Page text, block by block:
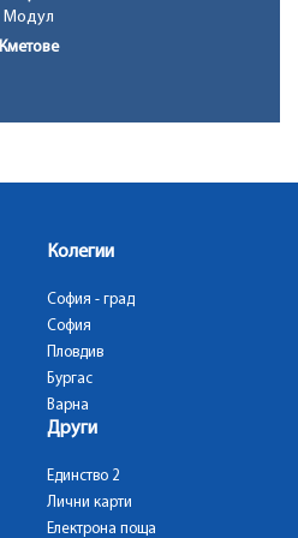
Модул
Кметове
Колегии
София - град
София
Пловдив
Бургас
Варна
Други
Единство 2
Лични карти
Електрона поща